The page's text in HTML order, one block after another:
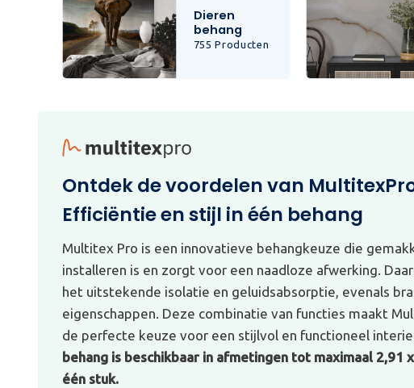
Dieren
behang
755 Producten
Ontdek de voordelen van
Efficiëntie en stijl in één behang
Multitex Pro is een innovatieve behangkeuze die
installeren is en zorgt voor een naadloze afwerking.
het uitstekende isolatie en geluidsabsorptie, evenals
eigenschappen. Deze combinatie van functies maakt
de perfecte keuze voor een stijlvol en functioneel
behang is beschikbaar in afmetingen tot maximaal 2,91
één stuk.